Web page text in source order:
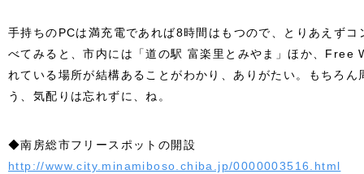
手持ちのPCは満充電であれば8時間はもつので、とりあえず
べてみると、市内には「道の駅 富楽里とみやま」ほか、
れている場所が結構あることがわかり、ありがたい。もちろ
う、気配りは忘れずに、ね。
◆南房総市フリースポットの開設
http://www.city.minamiboso.chiba.jp/0000003516.html